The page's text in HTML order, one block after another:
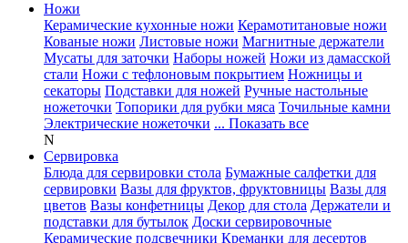
Ножи
Керамические кухонные ножи Керамотитановые ножи
Кованые ножи Листовые ножи Магнитные держатели
Мусаты для заточки Наборы ножей Ножи из дамасской
стали Ножи с тефлоновым покрытием Ножницы и
секаторы Подставки для ножей Ручные настольные
ножеточки Топорики для рубки мяса Точильные камни
Электрические ножеточки ... Показать все
N
Сервировка
Блюда для сервировки стола Бумажные салфетки для
сервировки Вазы для фруктов, фруктовницы Вазы для
цветов Вазы конфетницы Декор для стола Держатели и
подставки для бутылок Доски сервировочные
Керамические подсвечники Креманки для десертов